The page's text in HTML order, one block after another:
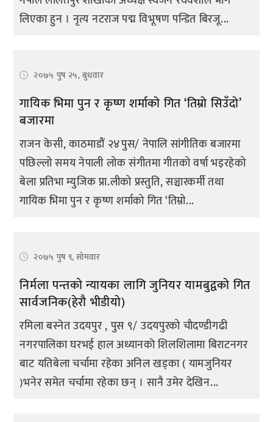
लिएका हुन । नृत्य नटराज पद्म विभूषण पन्डित बिरजू...
२०७५ पुष २५, बुधवार
गायिक भिमा पुन र कृष्ण शर्माको गित ‘तिम्रो सिउँदो’
बजारमा
राजन केसी, काठमाडौं २४पुस/ नेपालि सांगीतिक बजारमा
पछिल्लो समय नेपाली लोक संगीतमा गीतको वर्षा भइरहेको
बेला प्रतिभा म्युजिक प्रा.लीको प्रस्तुति, सञ्चारकर्मी तथा
गायिक भिमा पुन र कृष्ण शर्माको गित ‘तिम्रो...
२०७५ पुष ९, सोमवार
निर्मला पन्तकाे न्यायका लागि जुनियर यामबुद्वकाे गित
सार्वजनिक(हेराै भीडीयाे)
रमिला बस्नेत उदयपुर , पुस ९/ उदयपुरको चाैदण्डीगढी
नगरपालिका घरभई हाल अध्यानकाे शिलशिलामा बिराटनगर
बाट यतिबेला चर्चामा रहेका अनिल खड्का ( यामजुनियर
)भनेर समेत चर्चामा रहेका छन् । सानै उमेर देखिन...